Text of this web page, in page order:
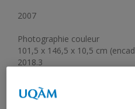
2007
Photographie couleur
101,5 x 146,5 x 10,5 cm
2018.3
Don de l’artiste